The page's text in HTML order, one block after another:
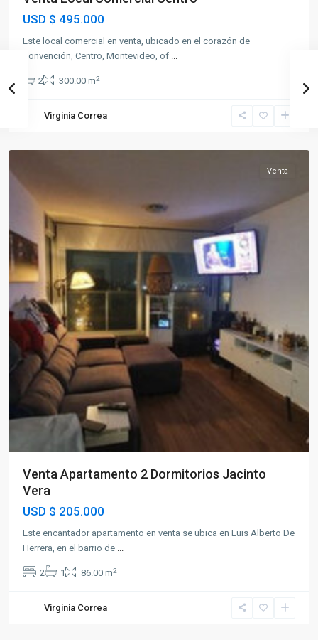
USD $ 495.000
Este local comercial en venta, ubicado en el corazón de
Convención, Centro, Montevideo, of ...
2 300.00 m2
Virginia Correa
Jacinto
Venta
Venta Apartamento 2 Dormitorios Jacinto
Vera
USD $ 205.000
Este encantador apartamento en venta se ubica en Luis Alberto De
Herrera, en el barrio de ...
2 1 86.00 m2
Virginia Correa
Parque